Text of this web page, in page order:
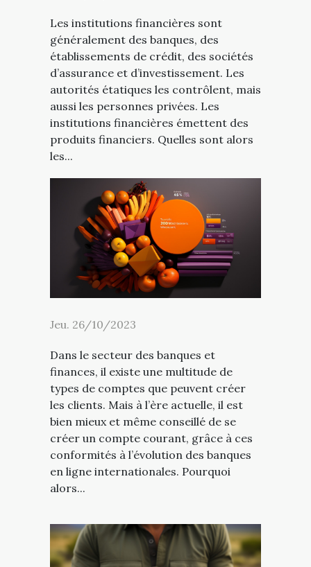
Les institutions financières sont
généralement des banques, des
établissements de crédit, des sociétés
d’assurance et d’investissement. Les
autorités étatiques les contrôlent, mais
aussi les personnes privées. Les
institutions financières émettent des
produits financiers. Quelles sont alors
les...
Jeu. 26/10/2023
Dans le secteur des banques et
finances, il existe une multitude de
types de comptes que peuvent créer
les clients. Mais à l’ère actuelle, il est
bien mieux et même conseillé de se
créer un compte courant, grâce à ces
conformités à l’évolution des banques
en ligne internationales. Pourquoi
alors...